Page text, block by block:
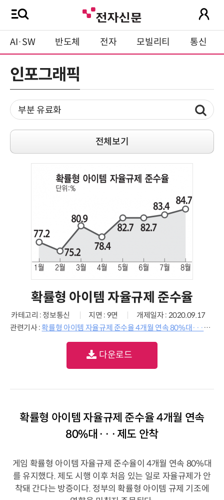
AI·SW 반도체 전자 모빌리티 통신
인포그래픽
전체보기
확률형 아이템 자율규제 준수율
카테고리 : 정보통신 지면 : 9면
개제일자 : 2020.09.17
관련기사 :확률형 아이템 자율규제 준수율 4개월 연속 80%대···제도 안착
다운로드
확률형 아이템 자율규제 준수율 4개월 연속
80%대···제도 안착
게임 확률형 아이템 자율규제 준수율이 4개월 연속 80%대
를 유지했다. 제도 시행 이후 처음 있는 일로 자율규제가 안
착돼 간다는 방증이다. 정부의 확률형 아이템 규제 기조에